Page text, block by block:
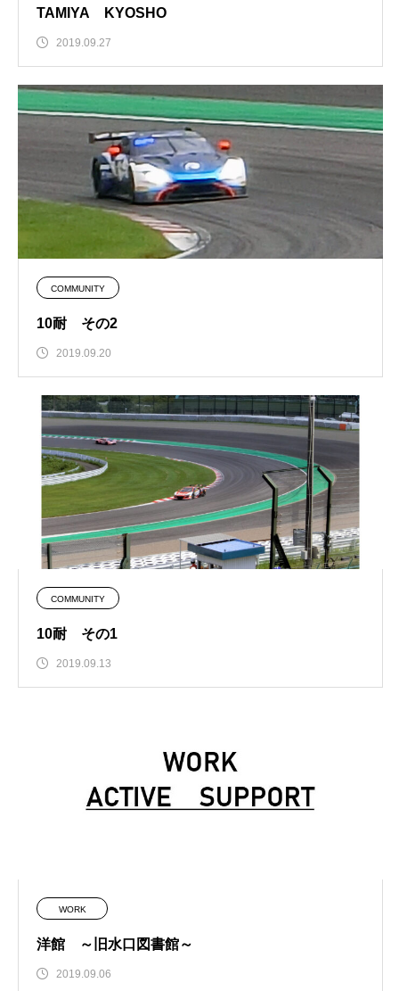
TAMIYA KYOSHO
2019.09.27
COMMUNITY
10耐 その2
2019.09.20
COMMUNITY
10耐 その1
2019.09.13
WORK
洋館 ～旧水口図書館～
2019.09.06